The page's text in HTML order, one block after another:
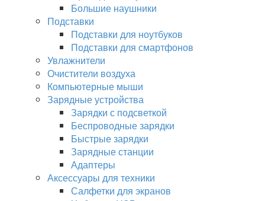
Большие наушники
Подставки
Подставки для ноутбуков
Подставки для смартфонов
Увлажнители
Очистители воздуха
Компьютерные мыши
Зарядные устройства
Зарядки с подсветкой
Беспроводные зарядки
Быстрые зарядки
Зарядные станции
Адаптеры
Аксессуары для техники
Салфетки для экранов